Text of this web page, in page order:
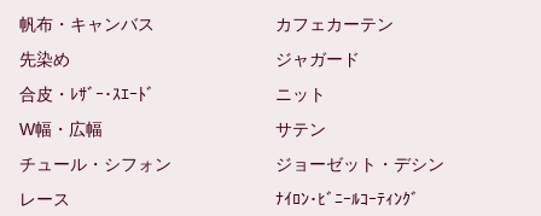
帆布・キャンバス
カフェカーテン
先染め
ジャガード
合皮・ﾚｻﾞｰ･ｽｴｰﾄﾞ
ニット
W幅・広幅
サテン
チュール・シフォン
ジョーゼット・デシン
レース
ﾅｲﾛﾝ･ﾋﾞﾆｰﾙｺｰﾃｨﾝｸﾞ